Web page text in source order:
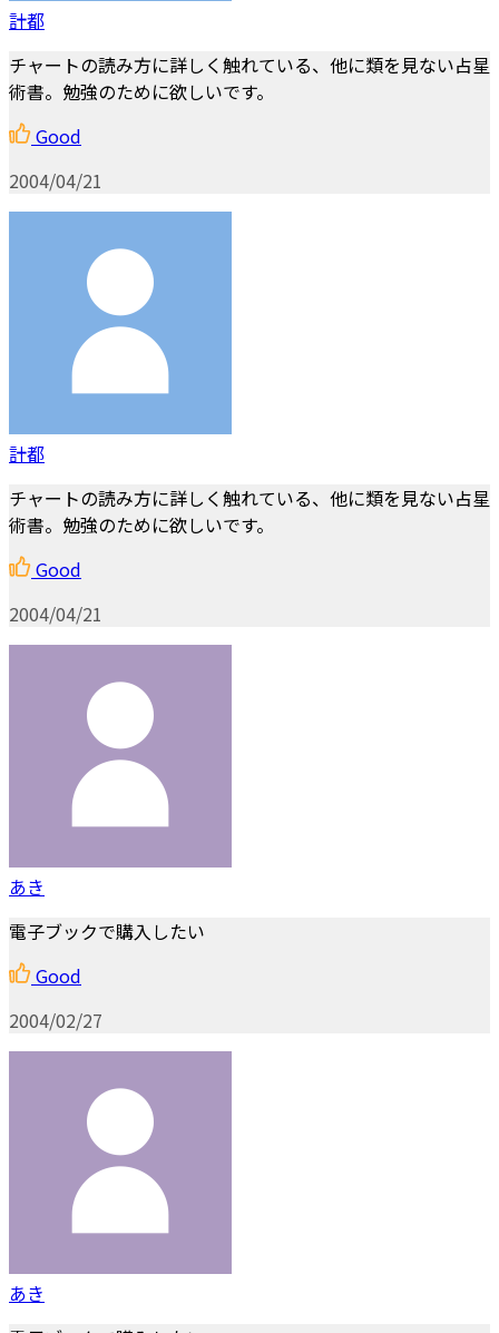
計都
チャートの読み方に詳しく触れている、他に類を見ない占星
術書。勉強のために欲しいです。
Good
2004/04/21
計都
チャートの読み方に詳しく触れている、他に類を見ない占星
術書。勉強のために欲しいです。
Good
2004/04/21
あき
電子ブックで購入したい
Good
2004/02/27
あき